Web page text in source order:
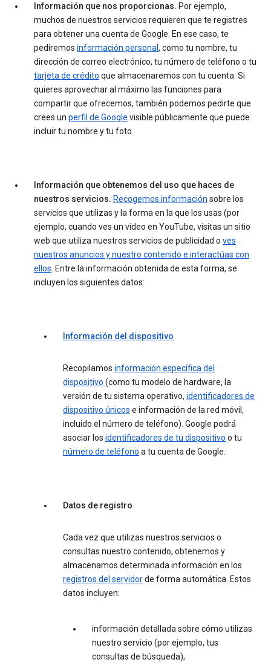
Información que nos proporcionas. Por ejemplo,
muchos de nuestros servicios requieren que te registres
para obtener una cuenta de Google. En ese caso, te
pediremos información personal, como tu nombre, tu
dirección de correo electrónico, tu número de teléfono o tu
tarjeta de crédito que almacenaremos con tu cuenta. Si
quieres aprovechar al máximo las funciones para
compartir que ofrecemos, también podemos pedirte que
crees un perfil de Google visible públicamente que puede
incluir tu nombre y tu foto.
Información que obtenemos del uso que haces de
nuestros servicios. Recogemos información sobre los
servicios que utilizas y la forma en la que los usas (por
ejemplo, cuando ves un vídeo en YouTube, visitas un sitio
web que utiliza nuestros servicios de publicidad o ves
nuestros anuncios y nuestro contenido e interactúas con
ellos. Entre la información obtenida de esta forma, se
incluyen los siguientes datos:
Información del dispositivo
Recopilamos información específica del
dispositivo (como tu modelo de hardware, la
versión de tu sistema operativo, identificadores de
dispositivo únicos e información de la red móvil,
incluido el número de teléfono). Google podrá
asociar los identificadores de tu dispositivo o tu
número de teléfono a tu cuenta de Google.
Datos de registro
Cada vez que utilizas nuestros servicios o
consultas nuestro contenido, obtenemos y
almacenamos determinada información en los
registros del servidorde forma automática. Estos
datos incluyen:
información detallada sobre cómo utilizas
nuestro servicio (por ejemplo, tus
consultas de búsqueda),